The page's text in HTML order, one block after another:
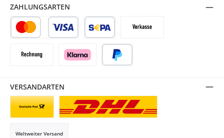
VERSANDARTEN
Weltweiter Versand
ZAHLUNGSARTEN
SEPA LastschriftVorkasse